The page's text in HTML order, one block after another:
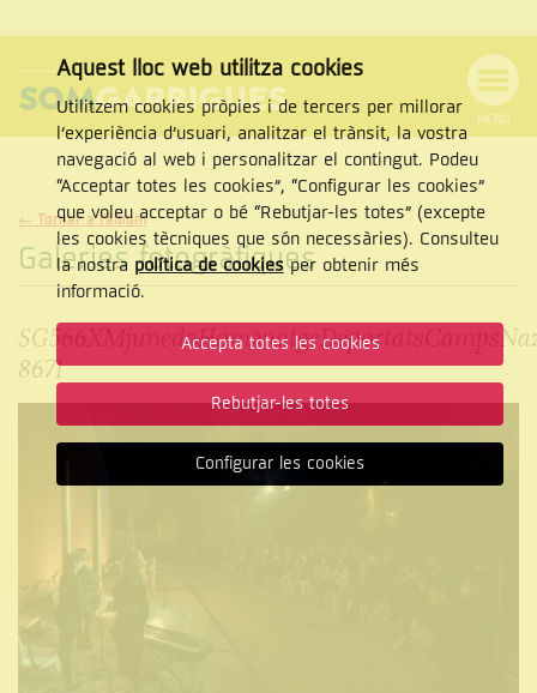
NAVEGACIÓ
MENÚ
Cercar
CERCAR
← Tornar a l'àlbum
Galeries fotogràfiques
8671
Aquest lloc web utilitza cookies
Utilitzem cookies pròpies i de tercers per millorar
l’experiència d’usuari, analitzar el trànsit, la vostra
navegació al web i personalitzar el contingut. Podeu
“Acceptar totes les cookies”, “Configurar les cookies”
que voleu acceptar o bé “Rebutjar-les totes” (excepte
les cookies tècniques que són necessàries). Consulteu
la nostra política de cookiesper obtenir més
informació.
Accepta totes les cookies
Rebutjar-les totes
Configurar les cookies